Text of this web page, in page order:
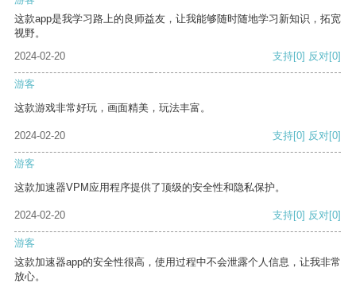
这款app是我学习路上的良师益友，让我能够随时随地学习新知识，拓宽
视野。
2024-02-20
支持[0] 反对[0]
游客
这款游戏非常好玩，画面精美，玩法丰富。
2024-02-20 支持[0] 反对[0]
游客
这款加速器VPM应用程序提供了顶级的安全性和隐私保护。
2024-02-20 支持[0] 反对[0]
游客
这款加速器app的安全性很高，使用过程中不会泄露个人信息，让我非常
放心。